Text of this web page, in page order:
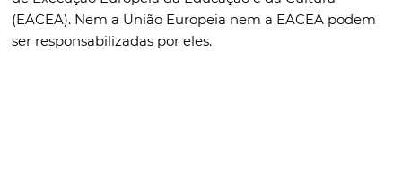
(EACEA). Nem a União Europeia nem a EACEA podem
ser responsabilizadas por eles.